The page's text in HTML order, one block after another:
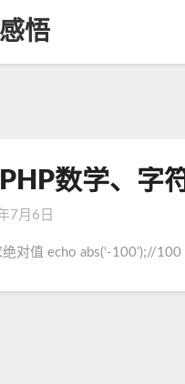
悟
PHP数学、字
7月6日
对值 echo abs(‘-100’);//